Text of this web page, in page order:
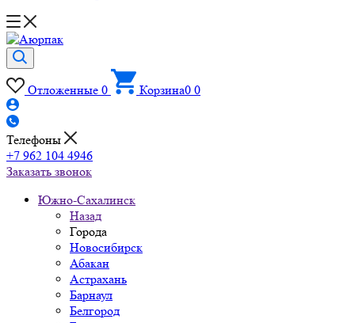
Отложенные 0 Корзина0 0
Телефоны
+7 962 104 4946
Заказать звонок
Южно-Cахалинск
Назад
Города
Новосибирск
Абакан
Астрахань
Барнаул
Белгород